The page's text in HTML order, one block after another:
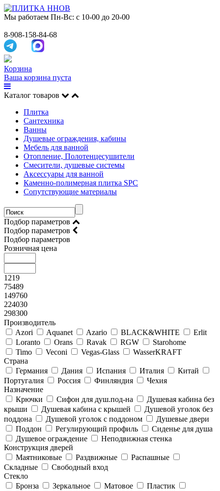
Мы работаем Пн-Вс: с 10-00 до 20-00
8-908-158-84-68
Корзина
Ваша корзина пуста
Каталог товаров
Плитка
Сантехника
Ванны
Душевые ограждения, кабины
Мебель для ванной
Отопление, Полотенцесушители
Смесители, душевые системы
Аксессуары для ванной
Каменно-полимерная плитка SPC
Сопутствующие материалы
Подбор параметров
Подбор параметров
Подбор параметров
Розничная цена
1219
75489
149760
224030
298300
Производитель
Azori
Aquanet Azario BLACK&WHITE
Erlit
Loranto
Orans Ravak RGW
Starohome
Timo
Veconi Vegas-Glass
WasserKRAFT
Страна
Германия
Дания Испания Италия
Китай
Португалия
Россия Финляндия
Чехия
Назначение
Крючки
Сифон для душ.под-на
Душевая кабина без
крыши
Душевая кабина с крышей
Душевой уголок без
поддона
Душевой уголок с поддоном
Душевые двери
Поддон
Регулирующий профиль
Сиденье для душа
Душевое ограждение
Неподвижная стенка
Конструкция дверей
Маятниковые
Раздвижные
Распашные
Складные
Свободный вход
Стекло
Бронза
Зеркальное Матовое
Пластик